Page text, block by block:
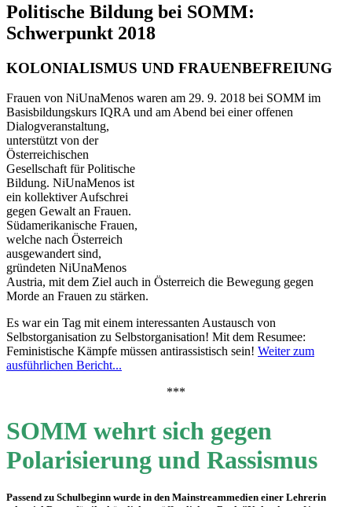
Politische Bildung bei SOMM:
Schwerpunkt 2018
KOLONIALISMUS UND FRAUENBEFREIUNG
Frauen von NiUnaMenos waren am 29. 9. 2018 bei SOMM im
Basisbildungskurs IQRA und am Abend bei einer offenen
Dialogveranstaltung,
unterstützt von der
Österreichischen
Gesellschaft für Politische
Bildung. NiUnaMenos ist
ein kollektiver Aufschrei
gegen Gewalt an Frauen.
Südamerikanische Frauen,
welche nach Österreich
ausgewandert sind,
gründeten NiUnaMenos
Austria, mit dem Ziel auch in Österreich die Bewegung gegen
Morde an Frauen zu stärken.
Es war ein Tag mit einem interessanten Austausch von
Selbstorganisation zu Selbstorganisation! Mit dem Resumee:
Feministische Kämpfe müssen antirassistisch sein! Weiter zum
ausführlichen Bericht...
***
SOMM wehrt sich gegen
Polarisierung und Rassismus
Passend zu Schulbeginn wurde in den Mainstreammedien einer Lehrerin